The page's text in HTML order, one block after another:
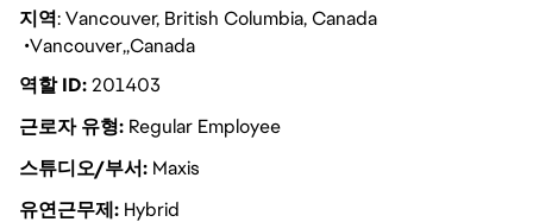
지역: Vancouver, British Columbia, Canada
Vancouver Canada
역할 ID201403
근로자 유형 Regular Employee
스튜디오/부서 Maxis
유연근무제 Hybrid